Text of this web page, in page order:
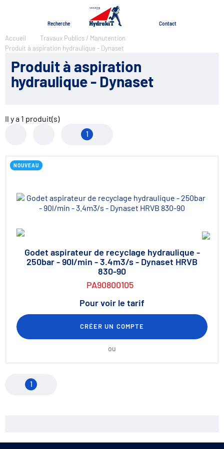
Recherche Contact
Accueil
Travaux Publics / Manutention
Produit à aspiration hydraulique - Dynaset
Produit à aspiration
hydraulique - Dynaset
Il y a 1 produit(s)
1
NOUVEAU
Godet aspirateur de recyclage hydraulique -
250bar - 90l/min - 3.4m3/s - Dynaset HRVB
830-90
PA90800105
Pour voir le tarif
CRÉER UN COMPTE
ou
1